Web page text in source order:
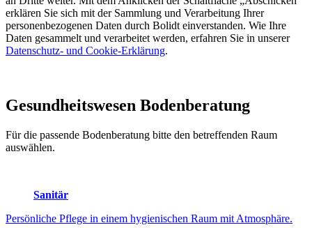
erklären Sie sich mit der Sammlung und Verarbeitung Ihrer
personenbezogenen Daten durch Bolidt einverstanden. Wie Ihre
Daten gesammelt und verarbeitet werden, erfahren Sie in unserer
Datenschutz- und Cookie-Erklärung.
Gesundheitswesen Bodenberatung
Für die passende Bodenberatung bitte den betreffenden Raum
auswählen.
Sanitär
Persönliche Pflege in einem hygienischen Raum mit Atmosphäre.